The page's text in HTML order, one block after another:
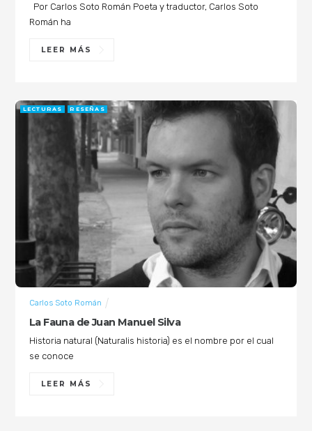
Por Carlos Soto Román Poeta y traductor, Carlos Soto
Román ha
LEER MÁS
La Fauna de Juan Manuel Silva
Carlos Soto Román
LECTURAS RESEÑAS
Historia natural (Naturalis historia) es el nombre por el cual
se conoce
LEER MÁS